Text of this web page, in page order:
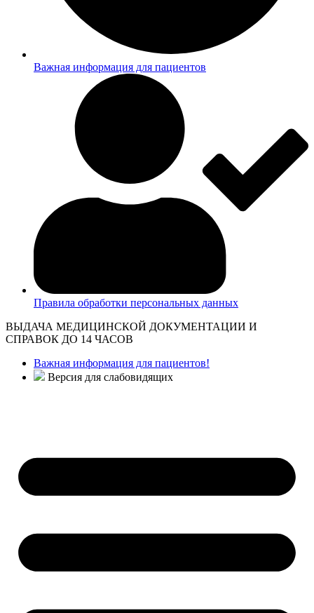
Важная информация для пациентов
Правила обработки персональных данных
ВЫДАЧА МЕДИЦИНСКОЙ ДОКУМЕНТАЦИИ И
СПРАВОК ДО 14 ЧАСОВ
Важная информация для пациентов!
Версия для слабовидящих